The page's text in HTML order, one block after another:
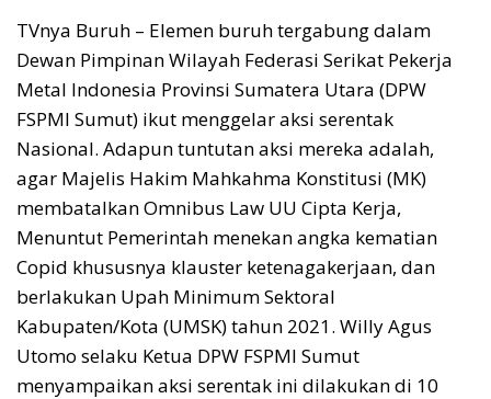
b
o
o
k
l s
A
p
p
er a
d
s
y
Li
n
k
TVnya Buruh – Elemen buruh tergabung dalam
Dewan Pimpinan Wilayah Federasi Serikat Pekerja
Metal Indonesia Provinsi Sumatera Utara (DPW
FSPMI Sumut) ikut menggelar aksi serentak
Nasional. Adapun tuntutan aksi mereka adalah,
agar Majelis Hakim Mahkahma Konstitusi (MK)
membatalkan Omnibus Law UU Cipta Kerja,
Menuntut Pemerintah menekan angka kematian
Copid khususnya klauster ketenagakerjaan, dan
berlakukan Upah Minimum Sektoral
Kabupaten/Kota (UMSK) tahun 2021. Willy Agus
Utomo selaku Ketua DPW FSPMI Sumut
menyampaikan aksi serentak ini dilakukan di 10